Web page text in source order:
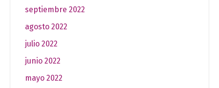
septiembre 2022
agosto 2022
julio 2022
junio 2022
mayo 2022